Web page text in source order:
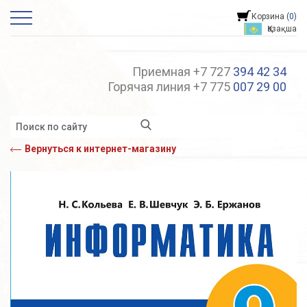
Корзина (0)
Қазақша
Приемная +7 727 394 42 34
Горячая линия +7 775 007 29 00
Вернуться к интернет-магазину